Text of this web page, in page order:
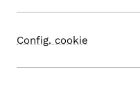
Config. cookie